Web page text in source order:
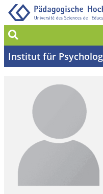
Suche
Institut für